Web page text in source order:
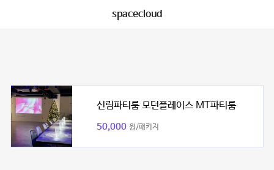
spacecloud
신림파티룸 모던플레이스 MT파티룸
50,000 원/패키지